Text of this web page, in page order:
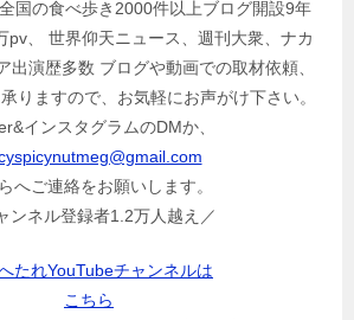
国の食べ歩き2000件以上ブログ開設9年
pv、 世界仰天ニュース、週刊大衆、ナカ
出演歴多数 ブログや動画での取材依頼、
りますので、お気軽にお声がけ下さい。
インスタグラムのDMか、
へご連絡をお願いします。
ンネル登録者1.2万人越え／
たれYouTubeチャンネルは
こちら